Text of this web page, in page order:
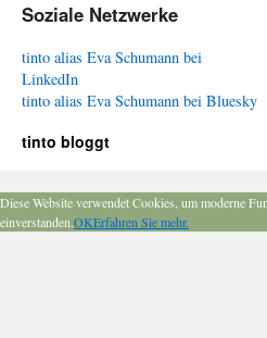
Soziale Netzwerke
tinto alias Eva Schumann bei
LinkedIn
tinto alias Eva Schumann bei Bluesky
tinto bloggt
Diese Website verwendet Cookies, um moderne
einverstanden.OKErfahren Sie mehr.